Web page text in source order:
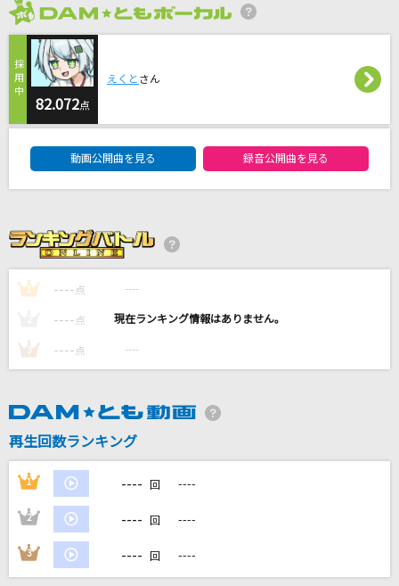
もう少しだけ
満ちてゆく
藤井 風
[生音]Make-up Shadow
井上陽水
Acid Black Cherry
Aerials [エリアルズ]
Payphone feat. Wiz Khalifa [ペイフォン]
Maroon 5
[生音]君の知らない物語
supercell
82.072点
えくと さん
動画公開曲を見る 録音公開曲を見る
1 ---- 点 ----
---- 点 ----
3 ---- 点 ----
再生回数ランキング
1 ---- 回 ----
2 ---- 回 ----
3 ---- 回 ----